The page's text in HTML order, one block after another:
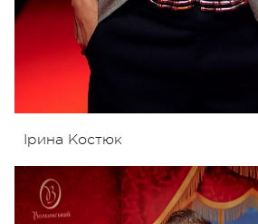
Ірина Костюк